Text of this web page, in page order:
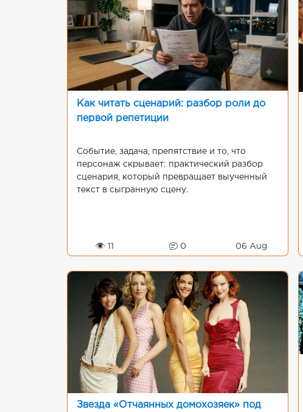
Как читать сценарий: разбор роли до
первой репетиции
Событие, задача, препятствие и то, что
персонаж скрывает: практический разбор
сценария, который превращает выученный
текст в сыгранную сцену.
👁 11 0 06 Aug
Звезда «Отчаянных домохозяек» под